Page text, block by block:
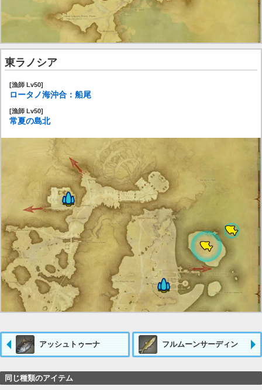
東ラノシア
[漁師 Lv50]
ロータノ海沖合：船尾
[漁師 Lv50]
常夏の島北
アッシュトゥーナ フルムーンサーディン
同じ種類のアイテム